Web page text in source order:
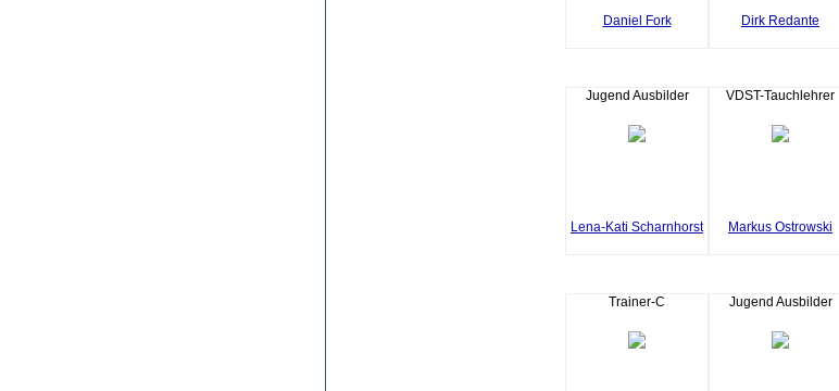
Daniel Fork Dirk Redante
Jugend Ausbilder
Lena-Kati Scharnhorst
VDST-Tauchlehrer
Markus Ostrowski
Trainer-C Jugend Ausbilder